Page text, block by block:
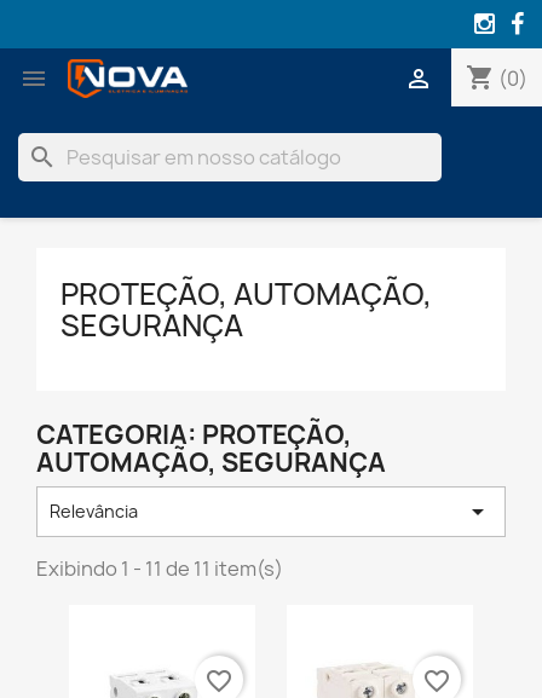
 shopping_cart (0)

search
PROTEÇÃO, AUTOMAÇÃO,
SEGURANÇA
CATEGORIA: PROTEÇÃO,
AUTOMAÇÃO, SEGURANÇA
Relevância 
Exibindo 1 - 11 de 11 item(s)
favorite_border favorite_border